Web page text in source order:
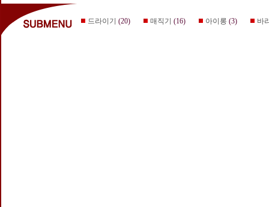
드라이기 (20) 매직기 (16) 아이롱 (3) 바